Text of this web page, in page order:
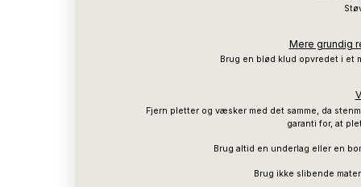
Mere grundig
Brug en blød klud opvredet i et
Fjern pletter og væsker med det samme, da
garanti for, at
Brug altid en underlag eller en
Brug ikke slibende